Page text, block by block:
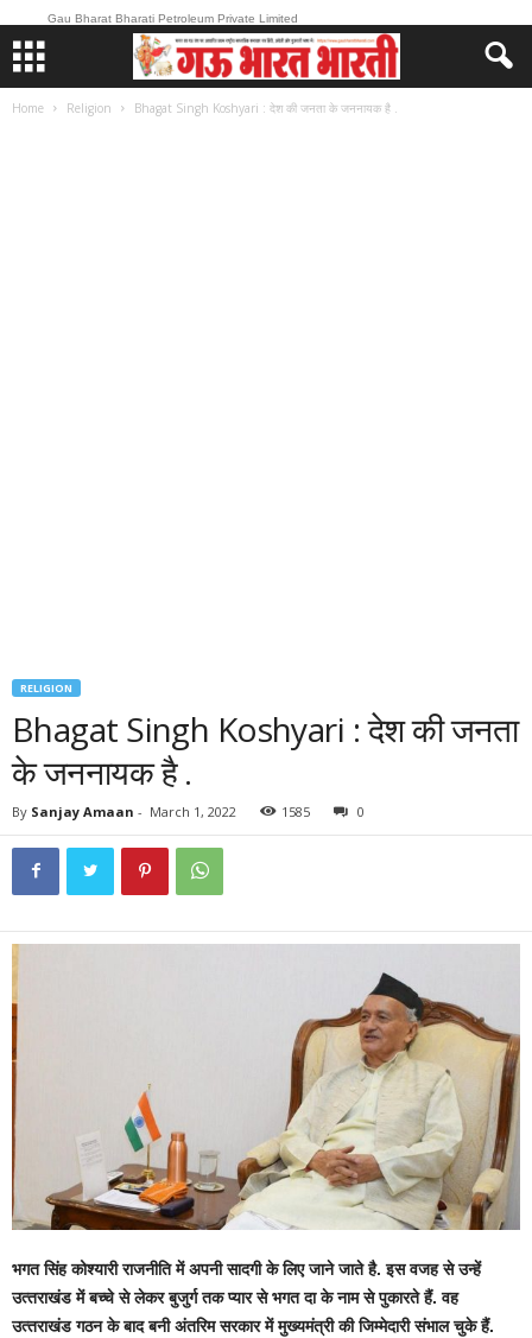
Gau Bharat Bharati Petroleum Private Limited
Home Religion Bhagat Singh Koshyari : देश की जनता के जननायक है .
RELIGION
Bhagat Singh Koshyari : देश की जनता
के जननायक है .
By Sanjay Amaan - March 1, 2022 1585 0
भगत स‍िंह कोश्‍यारी राजनीत‍ि में अपनी सादगी के ल‍िए जाने जाते है. इस वजह से उन्‍हें
उत्‍तराखंड में बच्‍चे से लेकर बुजुर्ग तक प्‍यार से भगत दा के नाम से पुकारते हैं. वह
उत्‍तराखंड गठन के बाद बनी अंतर‍िम सरकार में मुख्‍यमंत्री की ज‍िम्‍मेदारी संभाल चुके हैं.